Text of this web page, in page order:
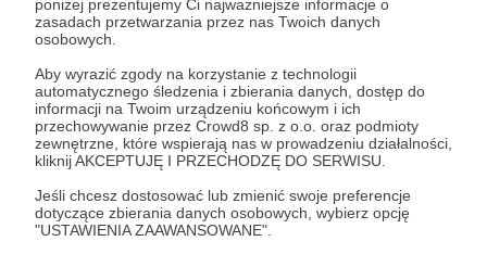
poniżej prezentujemy Ci najważniejsze informacje o
zasadach przetwarzania przez nas Twoich danych
osobowych.
Aby wyrazić zgody na korzystanie z technologii
automatycznego śledzenia i zbierania danych, dostęp do
informacji na Twoim urządzeniu końcowym i ich
przechowywanie przez Crowd8 sp. z o.o. oraz podmioty
zewnętrzne, które wspierają nas w prowadzeniu działalności,
kliknij AKCEPTUJĘ I PRZECHODZĘ DO SERWISU.
Jeśli chcesz dostosować lub zmienić swoje preferencje
dotyczące zbierania danych osobowych, wybierz opcję
"USTAWIENIA ZAAWANSOWANE".
50 zł miesięcznie
Sponsor Vincentiany
Wow! Twoje wsparcie jest bezcenne. Oprócz
korzyści z poprzednich progów masz możliwość